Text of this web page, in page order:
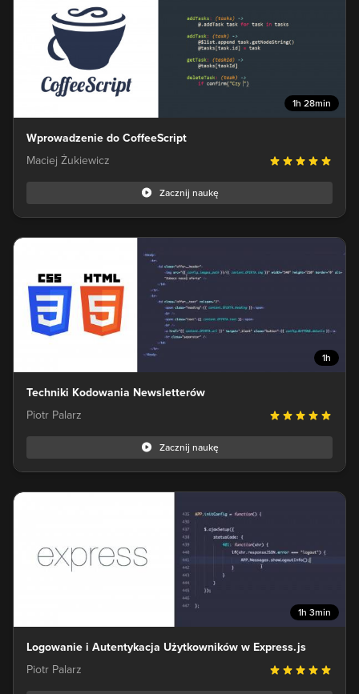
1h 28min
Wprowadzenie do CoffeeScript
Maciej Żukiewicz
Zacznij naukę
1h
Techniki Kodowania Newsletterów
Piotr Palarz
Zacznij naukę
1h 3min
Logowanie i Autentykacja Użytkowników w Express.js
Piotr Palarz